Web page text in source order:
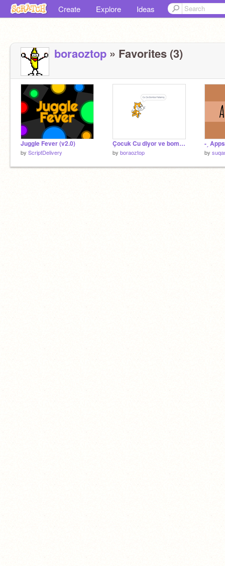
Create Explore Ideas
boraoztop » Favorites (3)
Juggle Fever (v2.0)
by ScriptDelivery
Çocuk Cu diyor ve bomba patlıyor
by boraoztop
-ˏ
by